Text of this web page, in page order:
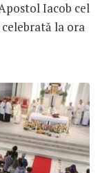
Iacob cel
la ora